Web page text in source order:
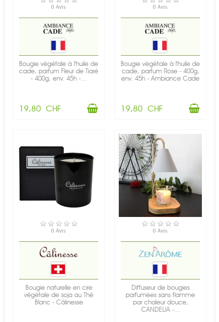
0 Avis
Bougie végétale à l'huile de
cade, parfum Fleur de Tiaré
- 400g, env. 45h -...
19,80 CHF
0 Avis
Bougie végétale à l'huile de
cade, parfum Rose - 400g,
env. 45h - Ambiance Cade
19,80 CHF
EN STOCK
0 Avis
Bougie naturelle en cire
végétale de soja au Thé
Blanc - Câlinesse
EN STOCK
0 Avis
Diffuseur de bougies
parfumées sans flamme
par chaleur douce,
CANDELIA -...